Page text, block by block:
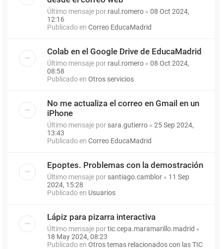
Último mensaje por raul.romero « 08 Oct 2024,
12:16
Publicado en Correo EducaMadrid
Colab en el Google Drive de EducaMadrid
Último mensaje por raul.romero « 08 Oct 2024,
08:58
Publicado en Otros servicios
No me actualiza el correo en Gmail en un
iPhone
Último mensaje por sara.gutierro « 25 Sep 2024,
13:43
Publicado en Correo EducaMadrid
Epoptes. Problemas con la demostración
Último mensaje por santiago.camblor « 11 Sep
2024, 15:28
Publicado en Usuarios
Lápiz para pizarra interactiva
Último mensaje portic.cepa.maramarillo.madrid «
18 May 2024, 08:23
Publicado en Otros temas relacionados con las TIC